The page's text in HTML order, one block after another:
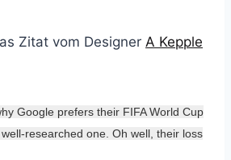
Zitat vom Designer A Kepple
Google prefers their FIFA World Cup
researched one. Oh well, their loss